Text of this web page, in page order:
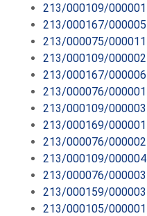
213/000109/000001
213/000167/000005
213/000075/000011
213/000109/000002
213/000167/000006
213/000076/000001
213/000109/000003
213/000169/000001
213/000076/000002
213/000109/000004
213/000076/000003
213/000159/000003
213/000105/000001